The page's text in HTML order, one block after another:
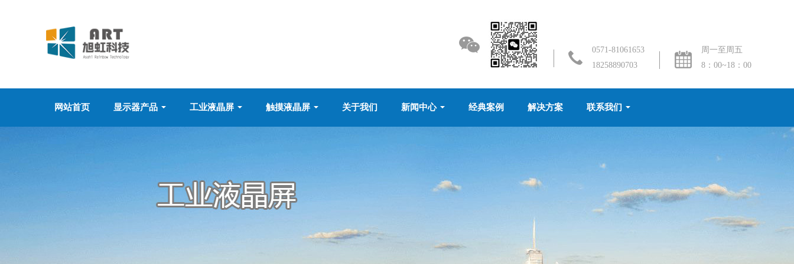
0571-81061653
18258890703
周一至周五
8：00~18：00
网站首页 显示器产品 工业液晶屏 触摸液晶屏 关于我们 新闻中心 经典案例 解决方案 联系我们